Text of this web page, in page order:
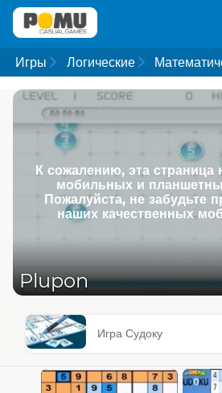
Игры Логические
К сожалению, эта страница
мобильных и
Пожалуйста, не забудьте
наших качественных
Plupon
Игра Судоку